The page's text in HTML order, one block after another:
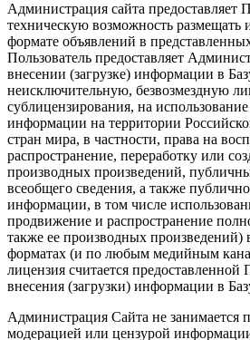
Администрация сайта предоставляет
техническую возможность
формате объявлений в
Пользователь предоставляет
внесении (загрузке) информации в
неисключительную, безвозмездную
сублицензирования, на
информации на территории
стран мира, в частности, права на
распространение, переработку или
производных произведений,
всеобщего сведения, а также
информации, в том числе
продвижение и распространение
также ее производных
форматах (и по любым медийным
лицензия считается предоставленной
внесения (загрузки) информации в
Администрация Сайта не занимается
модерацией или цензурой